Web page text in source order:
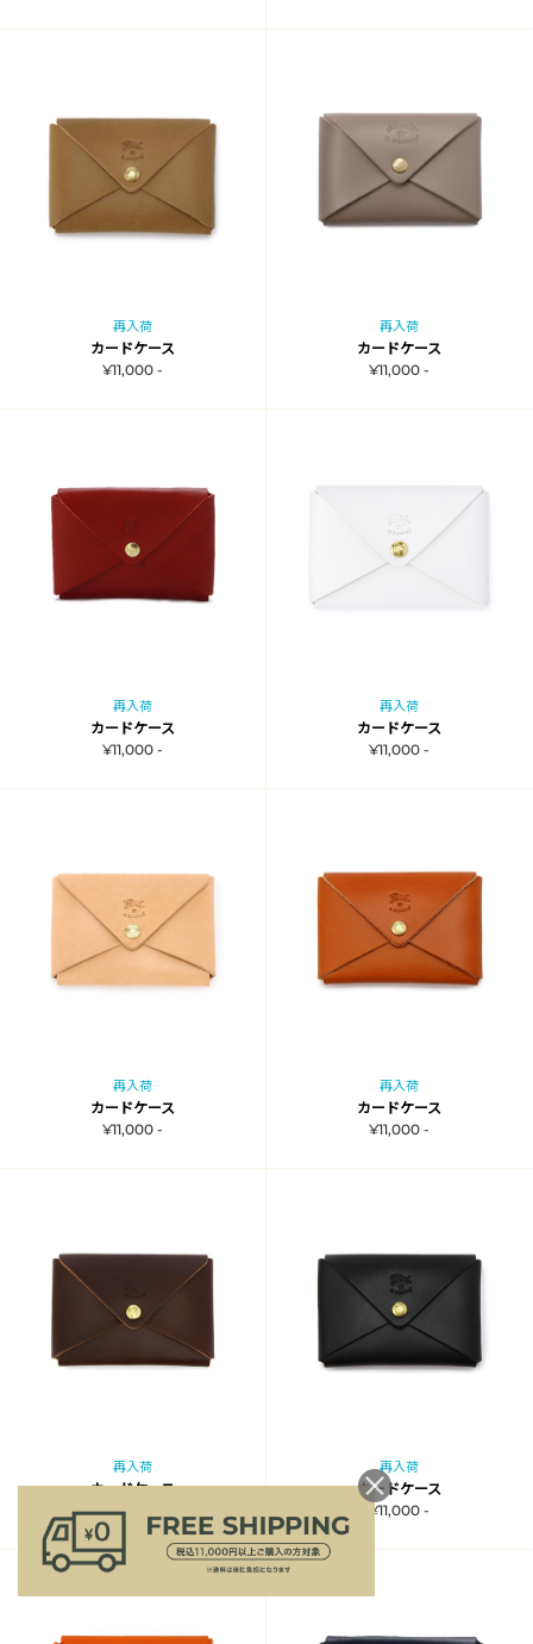
再入荷
カードケース
¥11,000 -
再入荷
カードケース
¥11,000 -
再入荷
カードケース
¥11,000 -
再入荷
カードケース
¥11,000 -
再入荷
カードケース
¥11,000 -
再入荷
カードケース
¥11,000 -
再入荷
カードケース
¥11,000 -
再入荷
カードケース
¥11,000 -